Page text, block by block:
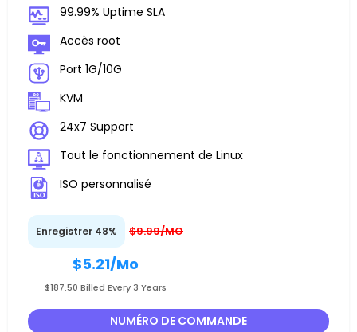
99.99% Uptime SLA
Accès root
Port 1G/10G
KVM
24x7 Support
Tout le fonctionnement de Linux
ISO personnalisé
Enregistrer 48% $9.99/MO
$5.21/Mo
$187.50 Billed Every 3 Years
NUMÉRO DE COMMANDE